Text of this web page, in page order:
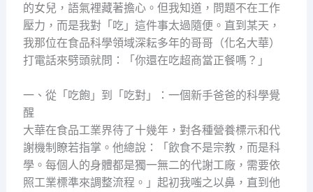
的女兒，語氣裡藏著擔心。但我知道，問題不在工作
壓力，而是我對「吃」這件事太過隨便。直到某天，
我那位在食品科學領域深耘多年的哥哥（化名大華）
打電話來劈頭就問：「你還在吃超商當正餐嗎？」
一、從「吃飽」到「吃對」：一個新手爸爸的科學覺
醒
大華在食品工業界待了十幾年，對各種營養標示和代
謝機制瞭若指掌。他總說：「飲食不是宗教，而是科
學。每個人的身體都是獨一無二的代謝工廠，需要依
照工業標準來調整流程。」起初我嗤之以鼻，直到他